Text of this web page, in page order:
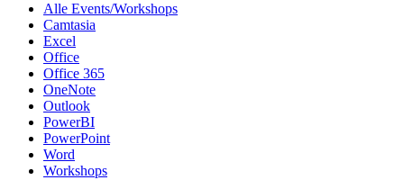
Alle Events/Workshops
Camtasia
Excel
Office
Office 365
OneNote
Outlook
PowerBI
PowerPoint
Word
Workshops